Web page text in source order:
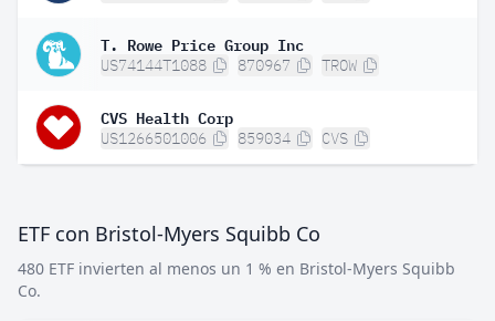
T. Rowe Price Group Inc
US74144T1088 870967 TROW
CVS Health Corp
US1266501006 859034 CVS
ETF con Bristol-Myers Squibb Co
480 ETF invierten al menos un 1 % en Bristol-Myers Squibb
Co.